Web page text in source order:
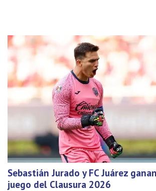
Sebastián Jurado y FC Juárez
juego del Clausura 2026